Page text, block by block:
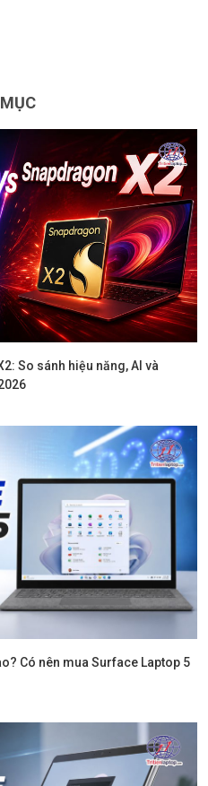
So sánh hiệu năng, AI và
Có nên mua Surface Laptop 5